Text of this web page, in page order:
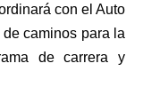
con el Auto
caminos para la
de carrera y